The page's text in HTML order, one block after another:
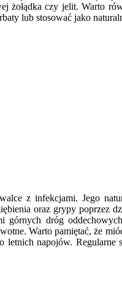
żołądka czy jelit. Warto
lub stosować jako
z infekcjami. Jego
oraz grypy poprzez
dróg
Warto pamiętać, że
napojów.